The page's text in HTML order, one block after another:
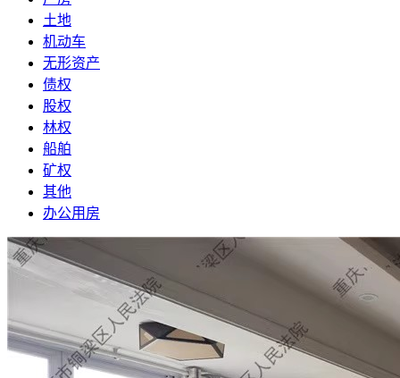
土地
机动车
无形资产
债权
股权
林权
船舶
矿权
其他
办公用房